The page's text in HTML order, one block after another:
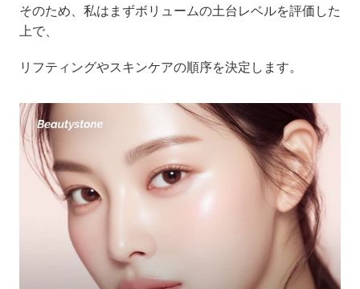
そのため、私はまずボリュームの土台レベルを評価した
上で、
リフティングやスキンケアの順序を決定します。